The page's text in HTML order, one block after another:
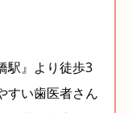
駅』より徒歩3
すい歯医者さん